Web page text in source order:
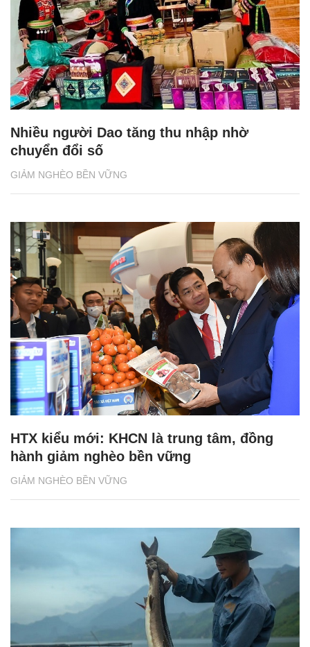
GIẢM NGHÈO BỀN VỮNG
Nhiều người Dao tăng thu nhập nhờ
chuyển đổi số
GIẢM NGHÈO BỀN VỮNG
HTX kiểu mới: KHCN là trung tâm, đồng
hành giảm nghèo bền vững